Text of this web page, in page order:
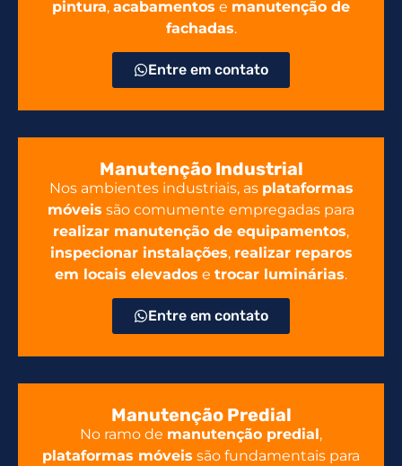
pintura, acabamentos e manutenção de
fachadas.
Entre em contato
Manutenção Industrial
Nos ambientes industriais, as plataformas
móveis são comumente empregadas para
realizar manutenção de equipamentos,
inspecionar instalações, realizar reparos
em locais elevados e trocar luminárias.
Entre em contato
Manutenção Predial
No ramo de manutenção predial,
plataformas móveis são fundamentais para